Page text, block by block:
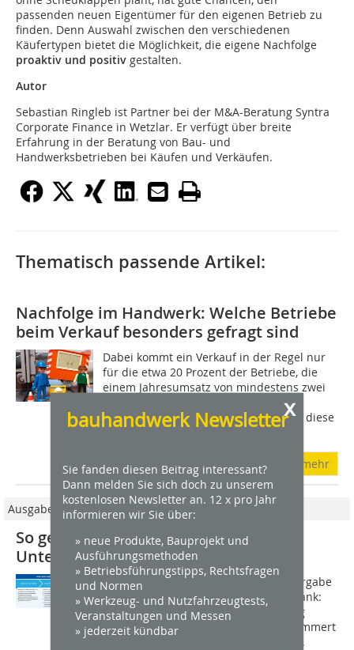
passenden neuen Eigentümer für den eigenen Betrieb zu
finden. Denn Auswahl zwischen den verschiedenen
Käufertypen bietet die Möglichkeit, die eigene Nachfolge
proaktiv und positiv gestalten.
Autor
Sebastian Ringleb ist Partner bei der M&A-Beratung Syntra
Corporate Finance in Wetzlar. Er verfügt über breite
Erfahrung in der Beratung von Bau- und
Handwerksbetrieben bei Käufen und Verkäufen.
x
bauhandwerk Newsletter
Sie fanden diesen Beitrag interessant?
Dann melden Sie sich doch zu unserem
kostenlosen Newsletter an. 12 x pro Jahr
informieren wir Sie über:
» neue Produkte, Bauprojekt und
Ausführungsmethoden
» Betriebsführungstipps, Rechtsfragen
und Normen
» Werkzeug- und Nutzfahrzeugtests,
Veranstaltungen und Messen
» jederzeit kündbar
Thematisch passende Artikel:
Nachfolge im Handwerk: Welche Betriebe
beim Verkauf besonders gefragt sind
Dabei kommt ein Verkauf in der Regel nur
für die etwa 20 Prozent der Betriebe, die
einem Jahresumsatz von mindestens zwei
Millionen Euro aufweisen, infrage.
Zusammengenommen erwirtschaften diese
aber...
mehr
Ausgabe 05/2018
So gelingt die externe
Unternehmensnachfolge
Die Planung einer Unternehmensübergabe
schieben die meisten auf die lange Bank:
Entweder weil sich der Chef jahrelang
sowieso um alle Anliegen selbst gekümmert
hat und die Aufgaben nur schweren...